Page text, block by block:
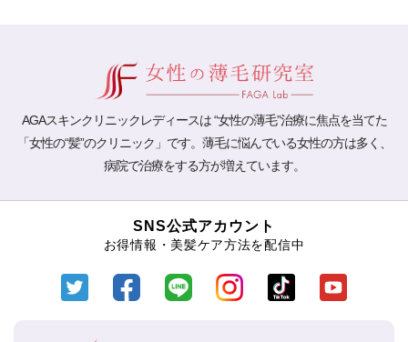
AGAスキンクリニックレディースは “女性の薄毛”治療に焦点を当てた
「女性の“髪”のクリニック」です。薄毛に悩んでいる女性の方は多く、
病院で治療をする方が増えています。
SNS公式アカウント
お得情報・美髪ケア方法を配信中